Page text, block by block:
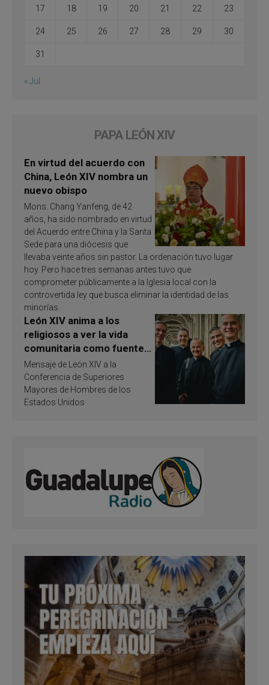
17 18 19 20 21 22 23
24 25 26 27 28 29 30
31
« Jul
PAPA LEÓN XIV
En virtud del acuerdo con
China, León XIV nombra un
nuevo obispo
Mons. Chang Yanfeng, de 42
años, ha sido nombrado en virtud
del Acuerdo entre China y la Santa
Sede para una diócesis que
llevaba veinte años sin pastor. La ordenación tuvo lugar
hoy. Pero hace tres semanas antes tuvo que
comprometer públicamente a la Iglesia local con la
controvertida ley que busca eliminar la identidad de las
minorías.
León XIV anima a los
religiosos a ver la vida
comunitaria como fuente
de inspiración y
santificación
Mensaje de León XIV a la
Conferencia de Superiores
Mayores de Hombres de los
Estados Unidos